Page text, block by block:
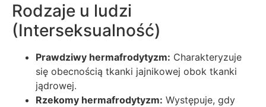
Rodzaje u ludzi
(Interseksualność)
Prawdziwy hermafrodytyzm: Charakteryzuje
się obecnością tkanki jajnikowej obok tkanki
jądrowej.
Rzekomy hermafrodytyzm: Występuje, gdy